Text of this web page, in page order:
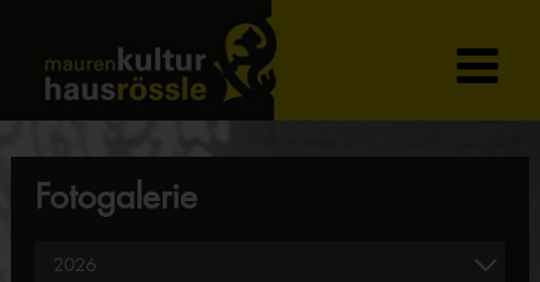
Fotogalerie